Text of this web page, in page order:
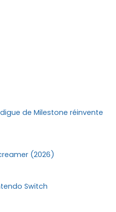
de Milestone réinvente
(2026)
Switch